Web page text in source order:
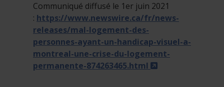
Communiqué diffusé le 1er juin 2021
: https://www.newswire.ca/fr/news-
releases/mal-logement-des-
personnes-ayant-un-handicap-visuel-a-
montreal-une-crise-du-logement-
permanente-874263465.html
- Cet hyperlien